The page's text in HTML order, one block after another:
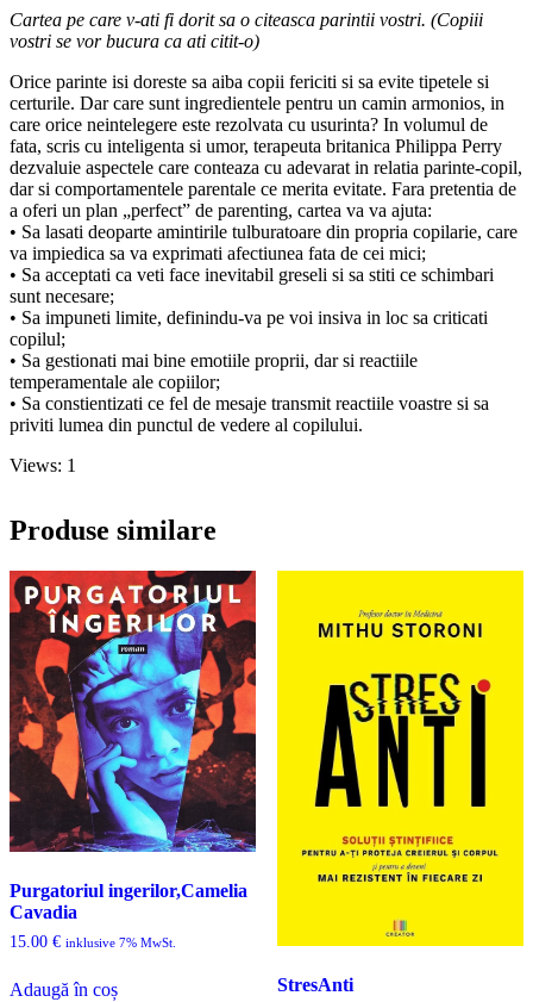
o
citeasca
vostri
Cartea pe care v-ati fi dorit sa o citeasca parintii vostri. (Copiii
vostri se vor bucura ca ati citit‑o)
Orice parinte isi doreste sa aiba copii fericiti si sa evite tipetele si
certurile. Dar care sunt ingredientele pentru un camin armonios, in
care orice neintelegere este rezolvata cu usurinta? In volumul de
fata, scris cu inteligenta si umor, terapeuta britanica Philippa Perry
dezvaluie aspectele care conteaza cu adevarat in relatia parinte-copil,
dar si comportamentele parentale ce merita evitate. Fara pretentia de
a oferi un plan „perfect” de parenting, cartea va va ajuta:
• Sa lasati deoparte amintirile tulburatoare din propria copilarie, care
va impiedica sa va exprimati afectiunea fata de cei mici;
• Sa acceptati ca veti face inevitabil greseli si sa stiti ce schimbari
sunt necesare;
• Sa impuneti limite, definindu‑va pe voi insiva in loc sa criticati
copilul;
• Sa gestionati mai bine emotiile proprii, dar si reactiile
temperamentale ale copiilor;
• Sa constientizati ce fel de mesaje transmit reactiile voastre si sa
priviti lumea din punctul de vedere al copilului.
Views: 1
Produse similare
Purgatoriul ingerilor,Camelia
Cavadia
15.00 € inklusive 7% MwSt.
Adaugă în coș StresAnti